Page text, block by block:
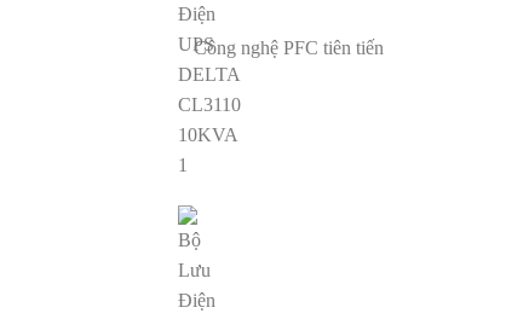
Công nghệ PFC tiên tiến